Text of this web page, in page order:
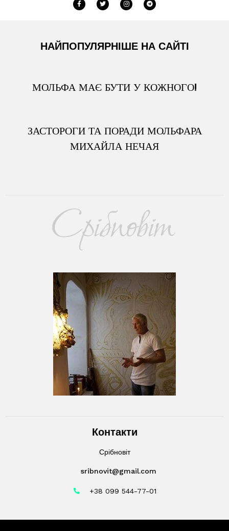
НАЙПОПУЛЯРНІШЕ НА САЙТІ
МОЛЬФА МАЄ БУТИ У КОЖНОГО!
ЗАСТОРОГИ ТА ПОРАДИ МОЛЬФАРА
МИХАЙЛА НЕЧАЯ
Контакти
Срібновіт
sribnovit@gmail.com
+38 099 544-77-01